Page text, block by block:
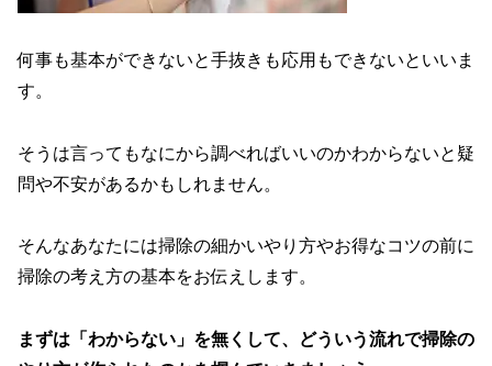
何事も基本ができないと手抜きも応用もできないといいま
す。
そうは言ってもなにから調べればいいのかわからないと疑
問や不安があるかもしれません。
そんなあなたには掃除の細かいやり方やお得なコツの前に
掃除の考え方の基本をお伝えします。
まずは「わからない」を無くして、どういう流れで掃除の